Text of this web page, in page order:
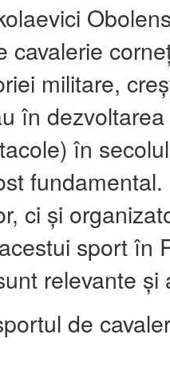
cavalerie
militare,
în
în
ci și
sport în
relevante și
de